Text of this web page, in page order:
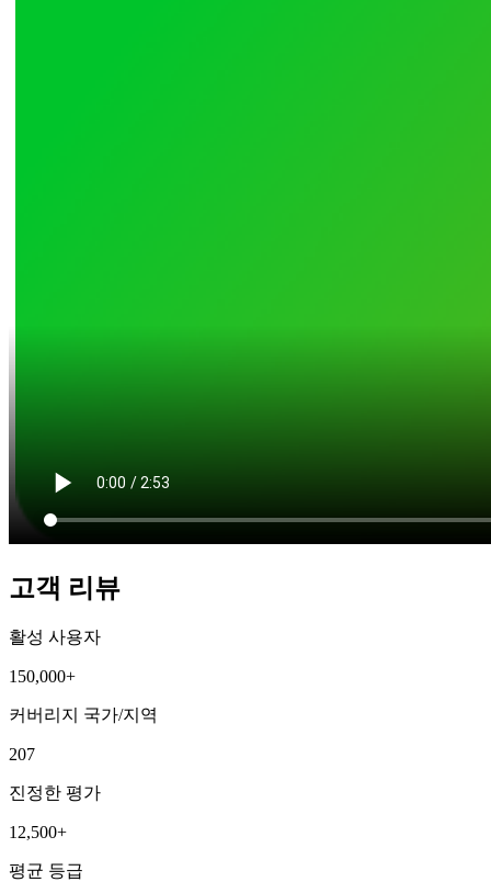
고객 리뷰
활성 사용자
150,000+
커버리지 국가/지역
207
진정한 평가
12,500+
평균 등급